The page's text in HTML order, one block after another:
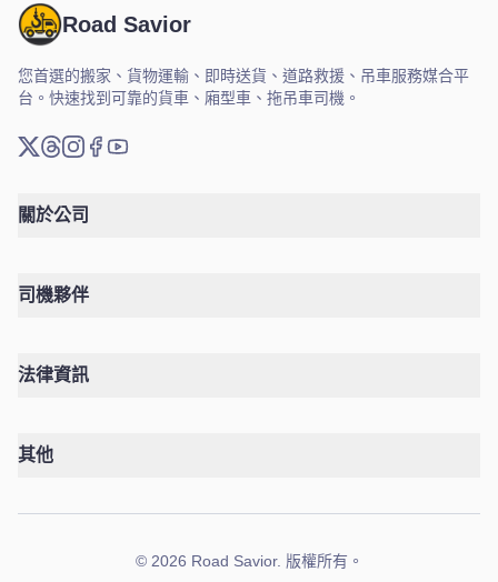
Road Savior
您首選的搬家、貨物運輸、即時送貨、道路救援、吊車服務媒合平
台。快速找到可靠的貨車、廂型車、拖吊車司機。
關於公司
司機夥伴
法律資訊
其他
© 2026 Road Savior. 版權所有。